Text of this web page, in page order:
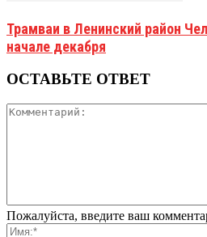
Трамваи в Ленинский район
начале декабря
ОСТАВЬТЕ ОТВЕТ
Пожалуйста, введите ваш